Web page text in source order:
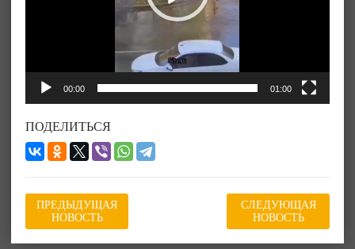
00:00 01:00
ПОДЕЛИТЬСЯ
ПРЕДЫДУЩАЯ
НОВОСТЬ
СЛЕДУЮЩАЯ
НОВОСТЬ